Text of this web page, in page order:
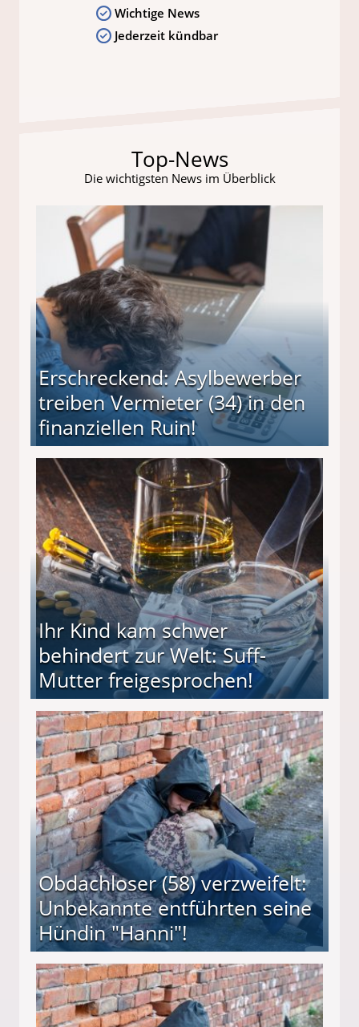
Wichtige News
Jederzeit kündbar
Top-News
Die wichtigsten News im Überblick
Erschreckend: Asylbewerber
treiben Vermieter (34) in den
finanziellen Ruin!
(34) in den finanziellen Ruin!
Ihr Kind kam schwer
behindert zur Welt: Suff-
Mutter freigesprochen!
Mutter freigesprochen!
Obdachloser (58) verzweifelt:
Unbekannte entführten seine
Hündin "Hanni"!
entführten seine Hündin "Hanni"!